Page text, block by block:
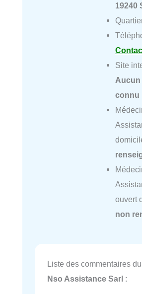
19240
Site
Aucun
connu
ouvert
non
Liste des commentaires
Nso Assistance Sarl :